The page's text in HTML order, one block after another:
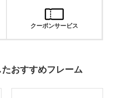
クーポンサービス
おすすめフレーム